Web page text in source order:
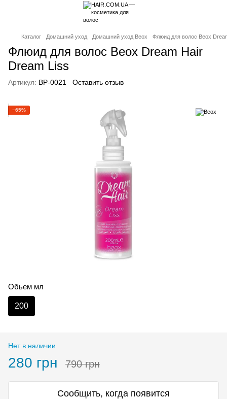
Каталог Домашний уход Домашний уход Beox Флюид для волос Beox
Флюид для волос Beox Dream Hair
Dream Liss
Артикул: BP-0021 Оставить отзыв
−65%
Обьем мл
200
Нет в наличии
280 грн 790 грн
Сообщить, когда появится